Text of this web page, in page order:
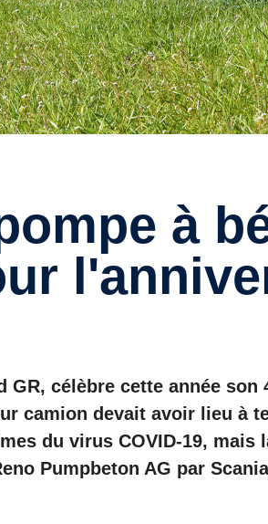
GR, célèbre cette année son
camion devait avoir lieu à
du virus COVID-19, mais
Pumpbeton AG par